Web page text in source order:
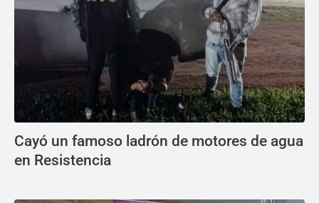
Cayó un famoso ladrón de motores de agua
en Resistencia